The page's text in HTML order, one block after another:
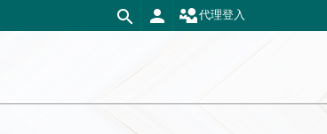
代理登入